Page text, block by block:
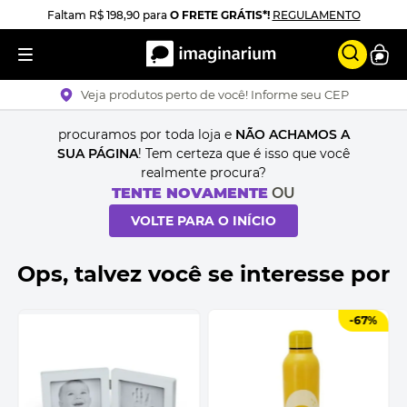
Faltam R$ 198,90paraO FRETE GRÁTIS*! REGULAMENTO
Veja produtos perto de você! Informe seu CEP
procuramos por toda loja e NÃO ACHAMOS A
SUA PÁGINA! Tem certeza que é isso que você
realmente procura?
TENTE NOVAMENTE OU
VOLTE PARA O INÍCIO
Ops, talvez você se interesse por
-67%